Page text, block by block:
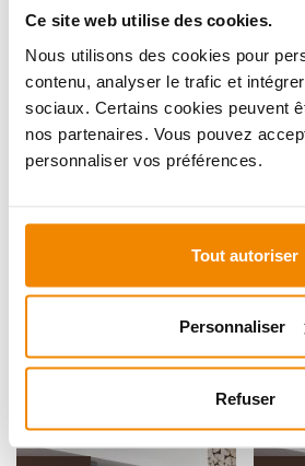
Ce site web utilise des cookies.
Nous utilisons des cookies pour
contenu, analyser le trafic et
sociaux. Certains cookies peuvent
nos partenaires. Vous pouvez
personnaliser vos préférences.
Tout autoriser
Personnaliser
Refuser
3 033,00 €
3 418,00 € 2
Variantes
(économie de 11%)
à bois hydraulique Gris 11/7 kW
Disponible, délai de livraison : 1 à 2
semaines
à bois
3